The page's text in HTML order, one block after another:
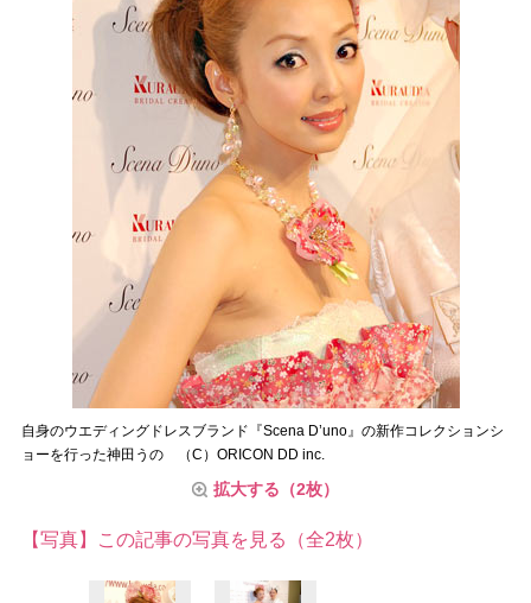
自身のウエディングドレスブランド『Scena D’uno』の新作コレクションシ
ョーを行った神田うの （C）ORICON DD inc.
拡大する（2枚）
【写真】この記事の写真を見る（全2枚）